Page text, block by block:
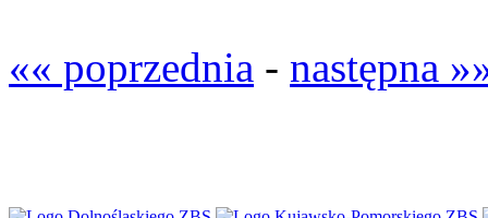
«« poprzednia - następna